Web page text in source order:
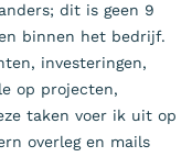
dit is geen 9
binnen het bedrijf.
investeringen,
op projecten,
taken voer ik uit op
overleg en mails